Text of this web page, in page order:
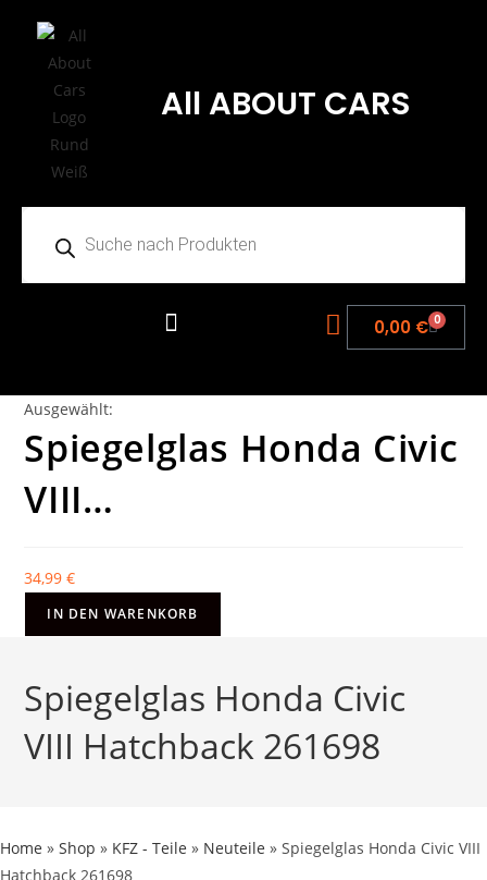
All ABOUT CARS
0,00 € 0
Ausgewählt:
Spiegelglas Honda Civic
VIII…
34,99€
IN DEN WARENKORB
Spiegelglas Honda Civic
VIII Hatchback 261698
Home » Shop » KFZ - Teile » Neuteile » Spiegelglas Honda Civic VIII
Hatchback 261698